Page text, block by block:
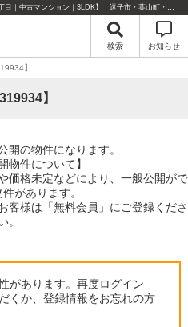
こちらは会員物件です【im-319934｜藤沢市白旗3丁目｜中古マンション｜3LDK】｜逗子市・葉山町・湘南エリアの不動産のことならセンチュリー21リビングライフにお任せください！
検索 お知らせ
】
】
開の物件になります。
物件について】
価格未定などにより、一般公開がで
があります。
客様は「無料会員」にご登録くださ
。
があります。再度ログイン
くか、登録情報をお忘れの方